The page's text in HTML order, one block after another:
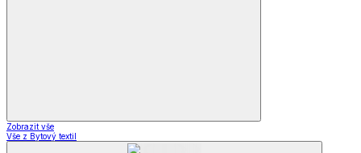
Zobrazit vše
Vše z Bytový textil